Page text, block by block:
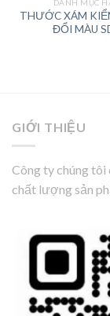
DANH MỤC
THƯỚC XÁM
ĐỔI MÀU
GIỚI THIỆU
Công ty chúng
chất lượng sản